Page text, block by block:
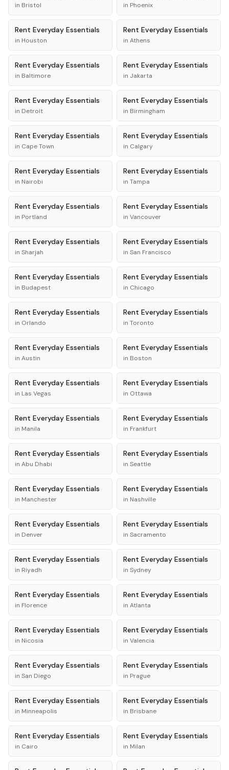
in Bristol in Phoenix
Rent Everyday Essentials
in Houston
Rent Everyday Essentials
in Athens
Rent Everyday Essentials
in Baltimore
Rent Everyday Essentials
in Jakarta
Rent Everyday Essentials
in Detroit
Rent Everyday Essentials
in Birmingham
Rent Everyday Essentials
in Cape Town
Rent Everyday Essentials
in Calgary
Rent Everyday Essentials
in Nairobi
Rent Everyday Essentials
in Tampa
Rent Everyday Essentials
in Portland
Rent Everyday Essentials
in Vancouver
Rent Everyday Essentials
in Sharjah
Rent Everyday Essentials
in San Francisco
Rent Everyday Essentials
in Budapest
Rent Everyday Essentials
in Chicago
Rent Everyday Essentials
in Orlando
Rent Everyday Essentials
in Toronto
Rent Everyday Essentials
in Austin
Rent Everyday Essentials
in Boston
Rent Everyday Essentials
in Las Vegas
Rent Everyday Essentials
in Ottawa
Rent Everyday Essentials
in Manila
Rent Everyday Essentials
in Frankfurt
Rent Everyday Essentials
in Abu Dhabi
Rent Everyday Essentials
in Seattle
Rent Everyday Essentials
in Manchester
Rent Everyday Essentials
in Nashville
Rent Everyday Essentials
in Denver
Rent Everyday Essentials
in Sacramento
Rent Everyday Essentials
in Riyadh
Rent Everyday Essentials
in Sydney
Rent Everyday Essentials
in Florence
Rent Everyday Essentials
in Atlanta
Rent Everyday Essentials
in Nicosia
Rent Everyday Essentials
in Valencia
Rent Everyday Essentials
in San Diego
Rent Everyday Essentials
in Prague
Rent Everyday Essentials
in Minneapolis
Rent Everyday Essentials
in Brisbane
Rent Everyday Essentials
in Cairo
Rent Everyday Essentials
in Milan